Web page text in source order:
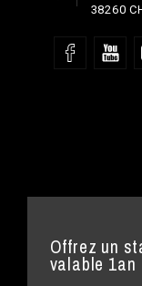
38260
Offrez un
valable 1an